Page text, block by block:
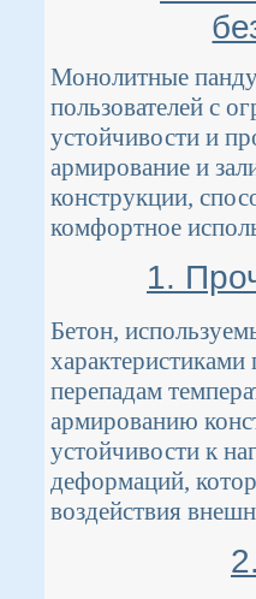
Монолитные
пользователей с
устойчивости и
армирование и
конструкции,
комфортное
1.
Бетон,
перепадам
армированию
устойчивости к
деформаций,
воздействия